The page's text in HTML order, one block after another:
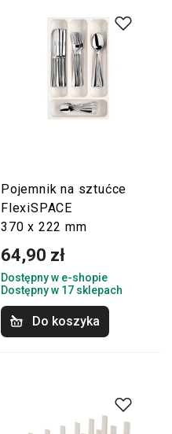
Pojemnik na sztućce
FlexiSPACE
370 x 222 mm
64,90 zł
Dostępny w e-shopie
Dostępny w 17 sklepach
Do koszyka